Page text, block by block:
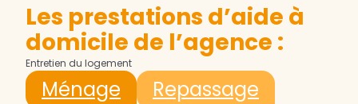
Les prestations d’aide à
domicile de l’agence :
Entretien du logement
Ménage
Repassage